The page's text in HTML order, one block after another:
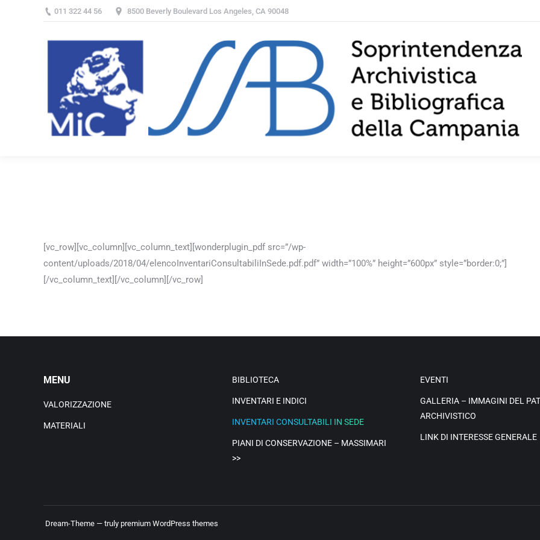
011 322 44 56 8500 Beverly Boulevard Los Angeles, CA 90048
[vc_row][vc_column][vc_column_text][wonderplugin_pdf src=”/wp-
content/uploads/2018/04/elencoInventariConsultabiliInSede.pdf.pdf” width=”100%” height=”600px” style=”border:0;”]
[/vc_column_text][/vc_column][/vc_row]
MENU
VALORIZZAZIONE
MATERIALI
BIBLIOTECA
INVENTARI E INDICI
INVENTARI CONSULTABILI IN SEDE
PIANI DI CONSERVAZIONE – MASSIMARI
>>
EVENTI
GALLERIA – IMMAGINI DEL
ARCHIVISTICO
LINK DI INTERESSE GENERALE
Dream-Theme — truly premium WordPress themes
VALORIZZAZIONE MATERIALI Search